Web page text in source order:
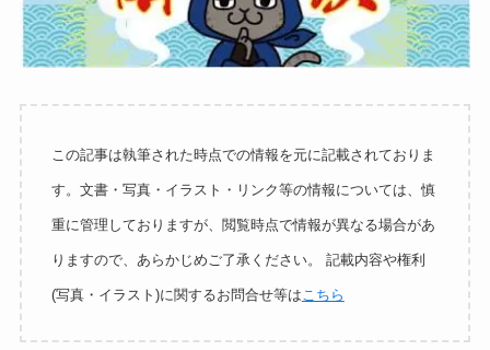
この記事は執筆された時点での情報を元に記載されておりま
す。文書・写真・イラスト・リンク等の情報については、慎
重に管理しておりますが、閲覧時点で情報が異なる場合があ
りますので、あらかじめご了承ください。 記載内容や権利
(写真・イラスト)に関するお問合せ等は こちら